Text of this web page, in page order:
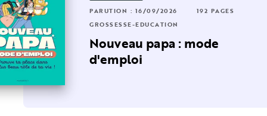
PAGES
à
: 22/10/2025
32 PAGES
EDUCATION
ne veut pas aller se
PARUTION : 16/09/2026
192 PAGES
GROSSESSE-EDUCATION
Nouveau papa : mode
d'emploi